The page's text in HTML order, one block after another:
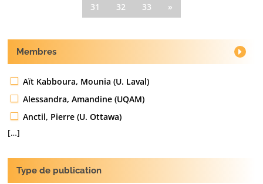
31
32 33 »
Membres
Aït Kabboura, Mounia (U. Laval)
Alessandra, Amandine (UQAM)
Anctil, Pierre (U. Ottawa)
[…]
Type de publication